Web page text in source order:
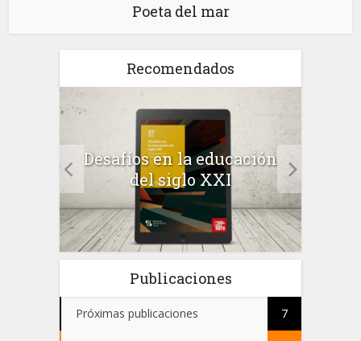
Poeta del mar
Recomendados
Desafíos en la educación
del siglo XXI
Publicaciones
Próximas publicaciones 7